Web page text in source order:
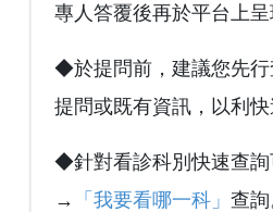
專人答覆後再於平台上呈
◆於提問前，建議您先行
提問或既有資訊，以利快
◆針對看診科別快速查詢
→
「我要看哪一科」 查詢